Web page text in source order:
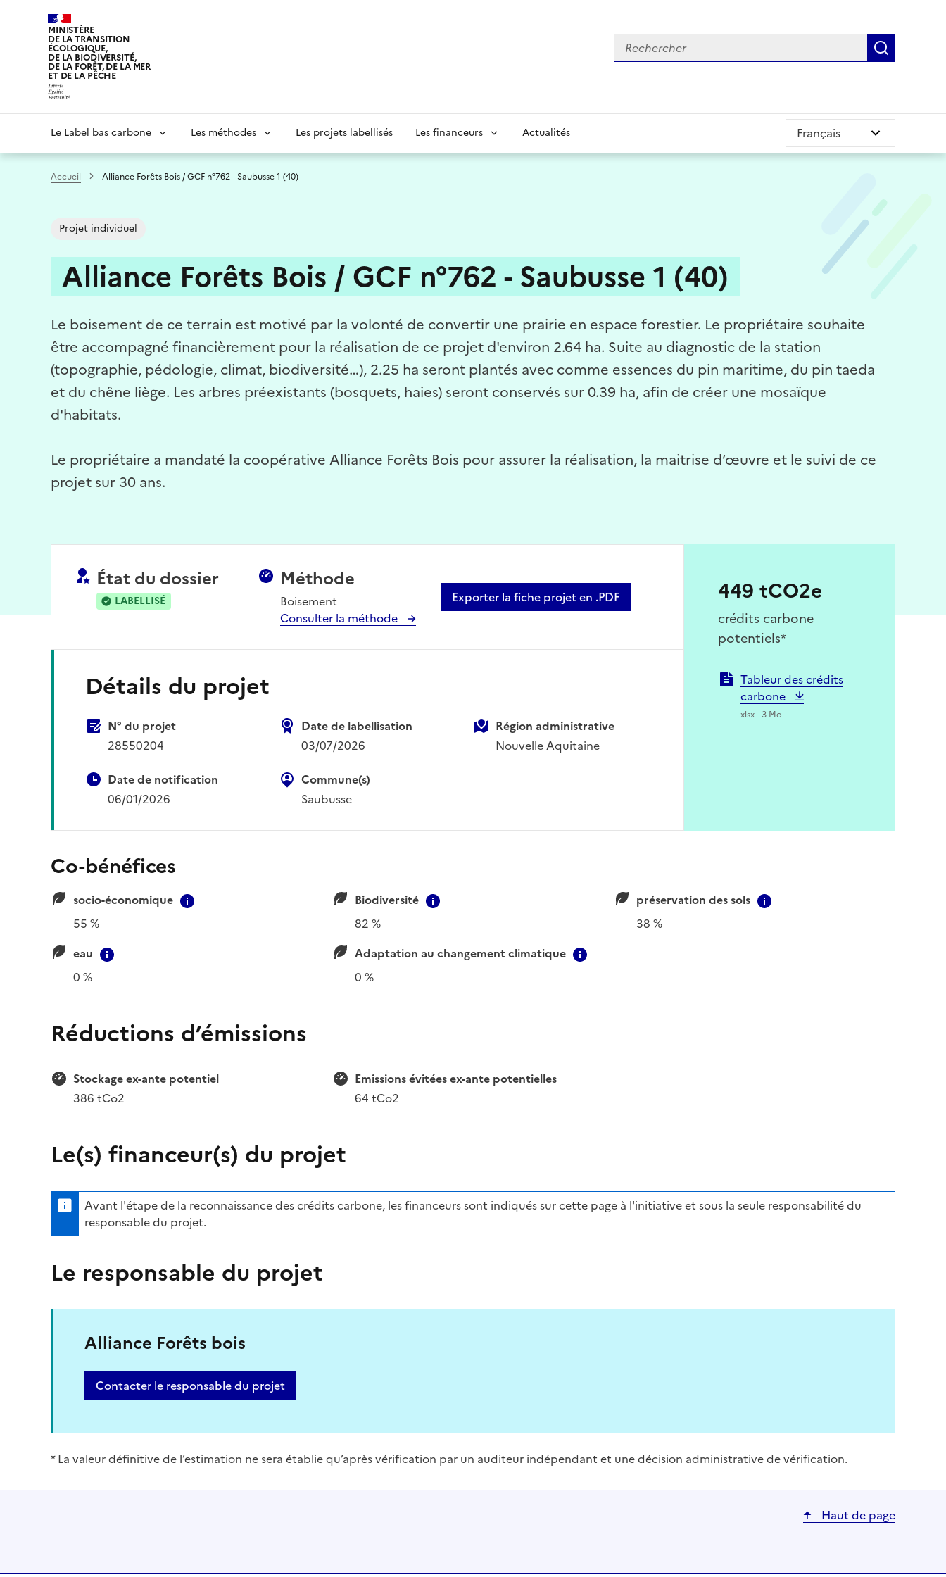
MINISTÈRE
DE LA TRANSITION
ÉCOLOGIQUE,
DE LA BIODIVERSITÉ,
DE LA FORÊT, DE LA MER
ET DE LA PÊCHE
Rechercher
principale
Le Label bas carbone Les méthodes Les projets labellisés Les financeurs Actualités
Accueil Alliance Forêts Bois / GCF n°762 - Saubusse 1 (40)
Projet individuel
Alliance Forêts Bois / GCF n°762 - Saubusse 1 (40)
Le boisement de ce terrain est motivé par la volonté de convertir une prairie en espace forestier. Le propriétaire souhaite
être accompagné financièrement pour la réalisation de ce projet d'environ 2.64 ha. Suite au diagnostic de la station
(topographie, pédologie, climat, biodiversité…), 2.25 ha seront plantés avec comme essences du pin maritime, du pin taeda
et du chêne liège. Les arbres préexistants (bosquets, haies) seront conservés sur 0.39 ha, afin de créer une mosaïque
d'habitats.
Le propriétaire a mandaté la coopérative Alliance Forêts Bois pour assurer la réalisation, la maitrise d’œuvre et le suivi de ce
projet sur 30 ans.
État du dossier
LABELLISÉ
Méthode
Boisement
Consulter la méthode
Exporter la fiche projet en .PDF
Détails du projet
N° du projet
28550204
Date de labellisation
03/07/2026
Région administrative
Nouvelle Aquitaine
Date de notification
06/01/2026
Commune(s)
Saubusse
449 tCO2e
crédits carbone
potentiels*
Tableur des crédits
carbone
xlsx - 3 Mo
Co-bénéfices
socio-économique
55 %
Biodiversité
82 %
préservation des sols
38 %
eau
0 %
Adaptation au changement climatique
0 %
Réductions d’émissions
Stockage ex-ante potentiel
386 tCo2
Emissions évitées ex-ante potentielles
64 tCo2
Le(s) financeur(s) du projet
Avant l'étape de la reconnaissance des crédits carbone, les financeurs sont indiqués sur cette page à l'initiative et sous la seule responsabilité du
responsable du projet.
Le responsable du projet
Alliance Forêts bois
Contacter le responsable du projet
* La valeur définitive de l’estimation ne sera établie qu’après vérification par un auditeur indépendant et une décision administrative de vérification.
Haut de page